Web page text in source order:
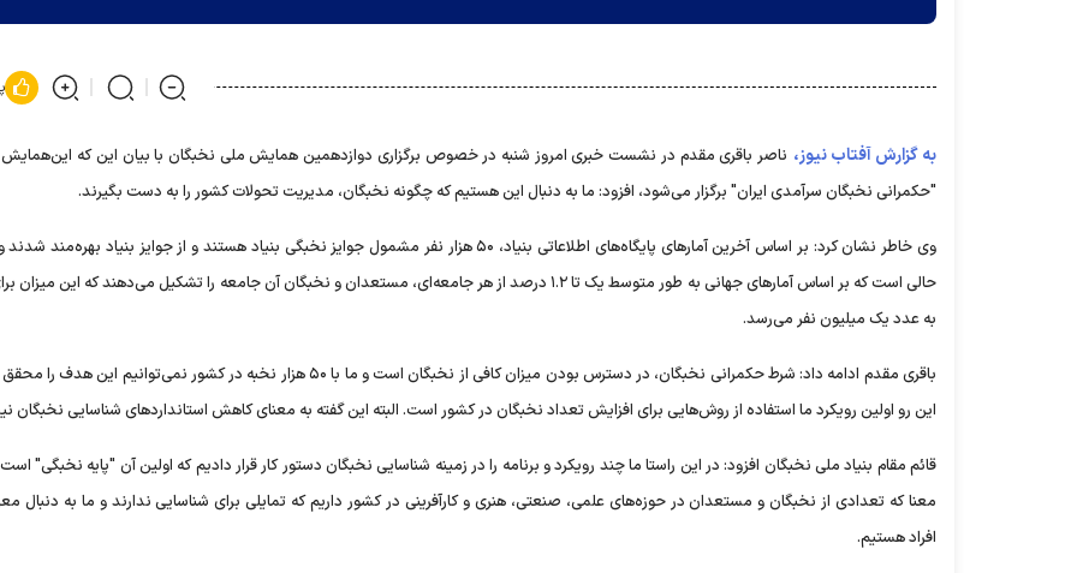
به گزارش آفتاب نیوز، ناصر باقری مقدم در نشست خبری امروز شنبه در خصوص برگزاری دوازدهمین همایش ملی نخبگان با بیان این که این‌همایش
"حکمرانی نخبگان سرآمدی ایران" برگزار می‌شود، افزود: ما به دنبال این هستیم که چگونه نخبگان، مدیریت تحولات کشور را به دست بگیرند.
وی خاطر نشان کرد: بر اساس آخرین آمارهای پایگاه‌های اطلاعاتی بنیاد، ۵۰ هزار نفر مشمول جوایز نخبگی بنیاد هستند و از جوایز بنیاد
حالی است که بر اساس آمارهای جهانی به طور متوسط یک تا ۱.۲ درصد از هر جامعه‌ای، مستعدان و نخبگان آن جامعه را تشکیل می‌دهند که این
به عدد یک میلیون نفر می‌رسد.
باقری مقدم ادامه داد: شرط حکمرانی نخبگان، در دسترس بودن میزان کافی از نخبگان است و ما با ۵۰ هزار نخبه در کشور نمی‌توانیم
این رو اولین رویکرد ما استفاده از روش‌هایی برای افزایش تعداد نخبگان در کشور است. البته این گفته به معنای کاهش استانداردهای شناسایی نخبگان
قائم مقام بنیاد ملی نخبگان افزود: در این راستا ما چند رویکرد و برنامه را در زمینه شناسایی نخبگان دستور کار قرار دادیم که اولین آن "پایه نخبگی"
معنا که تعدادی از نخبگان و مستعدان در حوزه‌های علمی، صنعتی، هنری و کارآفرینی در کشور داریم که تمایلی برای شناسایی ندارند و ما به دنبال
افراد هستیم.